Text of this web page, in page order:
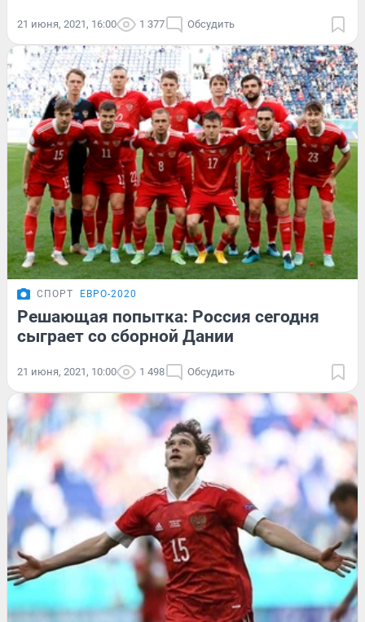
21 июня, 2021, 16:00 1 377 Обсудить
СПОРТ ЕВРО-2020
Решающая попытка: Россия сегодня
сыграет со сборной Дании
21 июня, 2021, 10:00 1 498 Обсудить